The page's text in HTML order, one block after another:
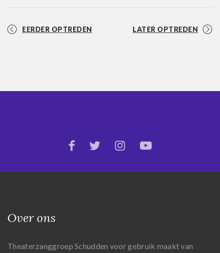
EERDER OPTREDEN LATER OPTREDEN
Over ons
Theaterzanggroep Schudden voor gebruik maakt van